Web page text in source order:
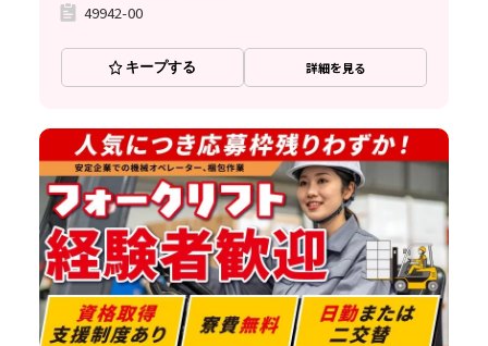
49942-00
キープする 詳細を見る